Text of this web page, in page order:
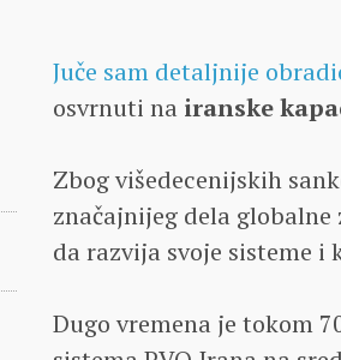
Juče sam detaljnije
osvrnuti na iranske
Zbog višedecenijskih
značajnijeg dela
da razvija svoje sisteme i
Dugo vremena je tokom